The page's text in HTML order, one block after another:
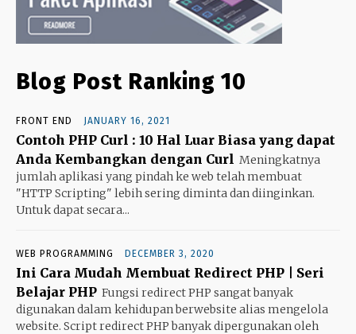
Blog Post Ranking 10
FRONT END JANUARY 16, 2021
Contoh PHP Curl : 10 Hal Luar Biasa yang dapat
Anda Kembangkan dengan Curl Meningkatnya
jumlah aplikasi yang pindah ke web telah membuat
"HTTP Scripting" lebih sering diminta dan diinginkan.
Untuk dapat secara...
WEB PROGRAMMING DECEMBER 3, 2020
Ini Cara Mudah Membuat Redirect PHP | Seri
Belajar PHP Fungsi redirect PHP sangat banyak
digunakan dalam kehidupan berwebsite alias mengelola
website. Script redirect PHP banyak dipergunakan oleh